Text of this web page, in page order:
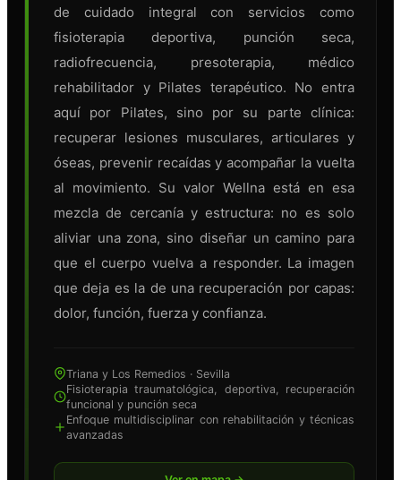
de cuidado integral con servicios como
fisioterapia deportiva, punción seca,
radiofrecuencia, presoterapia, médico
rehabilitador y Pilates terapéutico. No entra
aquí por Pilates, sino por su parte clínica:
recuperar lesiones musculares, articulares y
óseas, prevenir recaídas y acompañar la vuelta
al movimiento. Su valor Wellna está en esa
mezcla de cercanía y estructura: no es solo
aliviar una zona, sino diseñar un camino para
que el cuerpo vuelva a responder. La imagen
que deja es la de una recuperación por capas:
dolor, función, fuerza y confianza.
Triana y Los Remedios · Sevilla
Fisioterapia traumatológica, deportiva, recuperación
funcional y punción seca
Enfoque multidisciplinar con rehabilitación y técnicas
avanzadas